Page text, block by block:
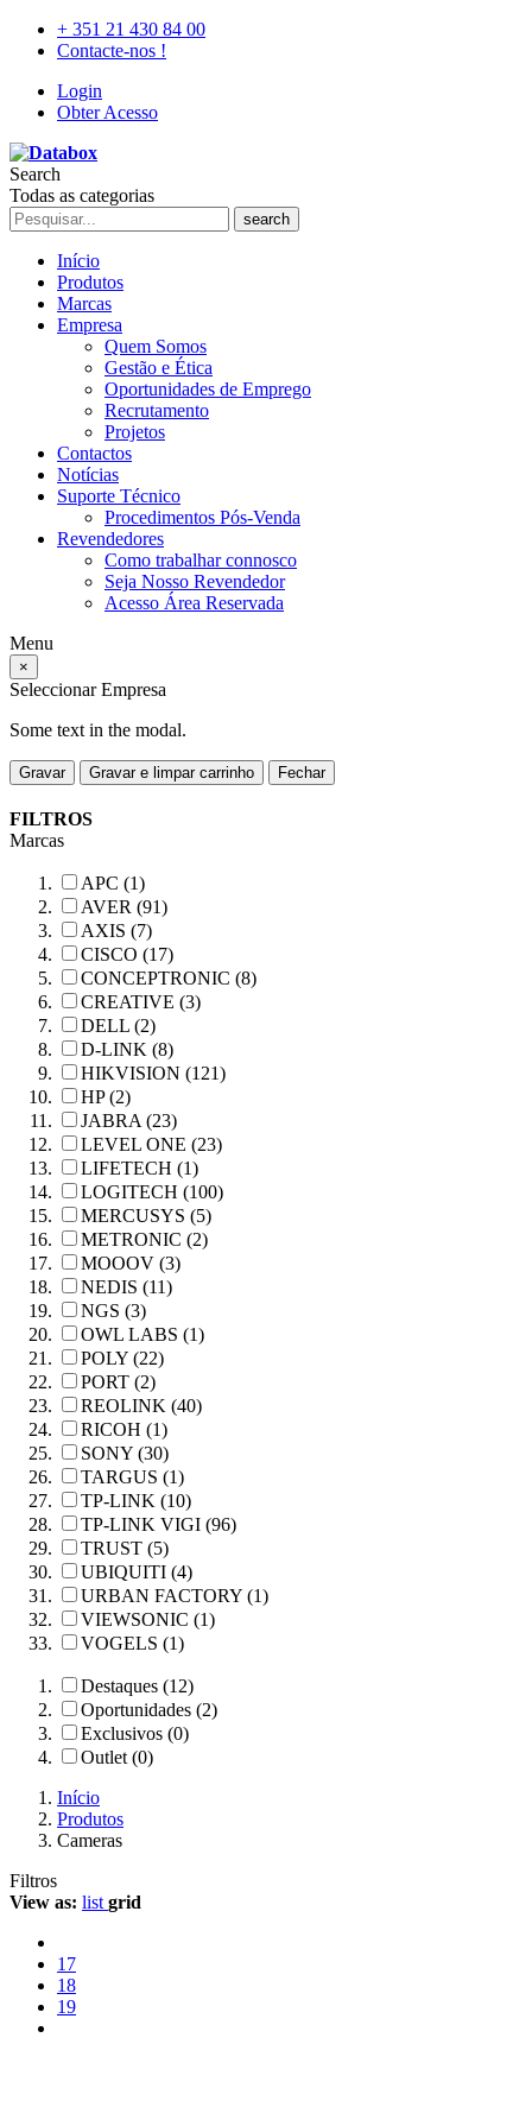
+ 351 21 430 84 00
Contacte-nos !
Login
Obter Acesso
Search
Todas as categorias
search
Início
Produtos
Marcas
Empresa
Quem Somos
Gestão e Ética
Oportunidades de Emprego
Recrutamento
Projetos
Contactos
Notícias
Suporte Técnico
Procedimentos Pós-Venda
Revendedores
Como trabalhar connosco
Seja Nosso Revendedor
Acesso Área Reservada
Menu
×
Seleccionar Empresa
Some text in the modal.
Gravar Gravar e limpar carrinho Fechar
FILTROS
Marcas
APC (1)
AVER (91)
AXIS (7)
CISCO (17)
CONCEPTRONIC (8)
CREATIVE (3)
DELL (2)
D-LINK (8)
HIKVISION (121)
HP (2)
JABRA (23)
LEVEL ONE (23)
LIFETECH (1)
LOGITECH (100)
MERCUSYS (5)
METRONIC (2)
MOOOV (3)
NEDIS (11)
NGS (3)
OWL LABS (1)
POLY (22)
PORT (2)
REOLINK (40)
RICOH (1)
SONY (30)
TARGUS (1)
TP-LINK (10)
TP-LINK VIGI (96)
TRUST (5)
UBIQUITI (4)
URBAN FACTORY (1)
VIEWSONIC (1)
VOGELS (1)
Destaques (12)
Oportunidades (2)
Exclusivos (0)
Outlet (0)
Início
Produtos
Cameras
Filtros
View as: list grid
17
18
19